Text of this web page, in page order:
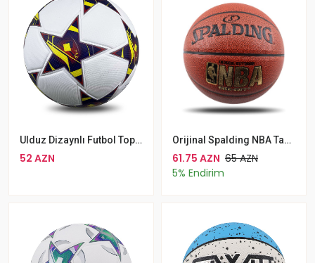
Ulduz Dizaynlı Futbol Topu 002, Rəngbərəng
52 AZN
Orijinal Spalding NBA Tack-Soft Kompozit Basketbol Topu Dəri Üzlükli Peşəkar Basketbol Topu Ölçüsü 7
61.75 AZN 65 AZN
5% Endirim